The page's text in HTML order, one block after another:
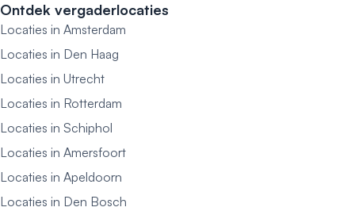
Ontdek vergaderlocaties
Locaties in Amsterdam
Locaties in Den Haag
Locaties in Utrecht
Locaties in Rotterdam
Locaties in Schiphol
Locaties in Amersfoort
Locaties in Apeldoorn
Locaties in Den Bosch